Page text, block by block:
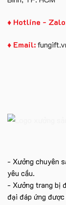
♦ Hotline -
♦ Email:
- Xưởng chuyên
yêu cầu.
- Xưởng trang bị
đại đáp ứng